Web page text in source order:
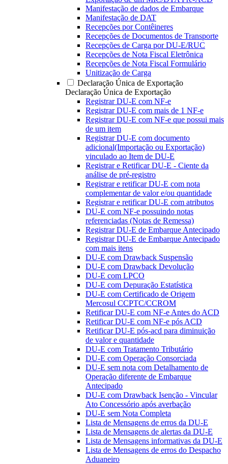
Manifestação de dados de Embarque
Manifestação de DAT
Recepções por Contêineres
Recepções de Documentos de Transporte
Recepções de Carga por DU-E/RUC
Recepções de Nota Fiscal Eletrônica
Recepções de Nota Fiscal Formulário
Unitização de Carga
Declaração Única de Exportação
Declaração Única de Exportação
Registrar DU-E com NF-e
Registrar DU-E com mais de 1 NF-e
Registrar DU-E com NF-e que possui mais
de um item
Registrar DU-E com documento
adicional(Importação ou Exportação)
vinculado ao Item de DU-E
Registrar e Retificar DU-E - Ciente da
análise de pré-registro
Registrar e retificar DU-E com nota
complementar de valor e/ou quantidade
Registrar e retificar DU-E com atributos
DU-E com NF-e possuindo notas
referenciadas (Notas de Remessa)
Registrar DU-E de Embarque Antecipado
Registrar DU-E de Embarque Antecipado
com mais itens
DU-E com Drawback Suspensão
DU-E com Drawback Devolução
DU-E com LPCO
DU-E com Depuração Estatística
DU-E com Certificado de Origem
Mercosul CCPTC/CCROM
Retificar DU-E com NF-e Antes do ACD
Retificar DU-E com NF-e pós ACD
Retificar DU-E pós-acd para diminuição
de valor e quantidade
DU-E com Tratamento Tributário
DU-E com Operação Consorciada
DU-E sem nota com Detalhamento de
Operação diferente de Embarque
Antecipado
DU-E com Drawback Isenção - Vincular
Ato Concessório após averbação
DU-E sem Nota Completa
Lista de Mensagens de erros da DU-E
Lista de Mensagens de alertas da DU-E
Lista de Mensagens informativas da DU-E
Lista de Mensagens de erros do Despacho
Aduaneiro